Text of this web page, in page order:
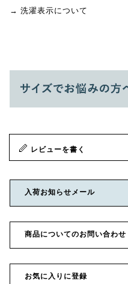
→ 洗濯表示について
レビューを書く
入荷お知らせメール
商品についてのお問い合わせ
お気に入りに登録